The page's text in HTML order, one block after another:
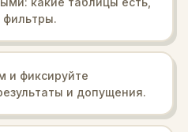
и фиксируйте
и допущения.